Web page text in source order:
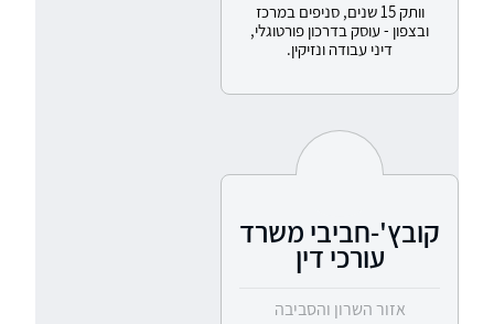
וותק 15 שנים, סניפים במרכז
ובצפון - עוסק בדרכון פורטוגלי,
דיני עבודה ונזיקין.
קובץ'-חביבי משרד
עורכי דין
אזור השרון והסביבה